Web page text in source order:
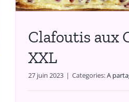
Clafoutis aux
XXL
27 juin 2023 | Categories:A